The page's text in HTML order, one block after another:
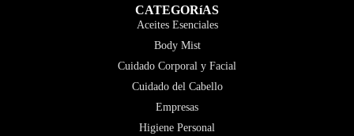
CATEGORíAS
Aceites Esenciales
Body Mist
Cuidado Corporal y Facial
Cuidado del Cabello
Empresas
Higiene Personal